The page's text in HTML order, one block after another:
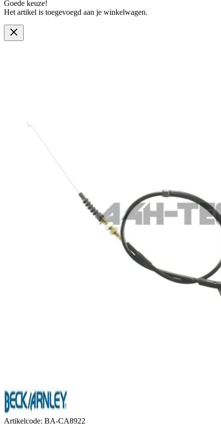
Goede keuze!
Het artikel is toegevoegd aan je winkelwagen.
Artikelcode: BA-CA8922